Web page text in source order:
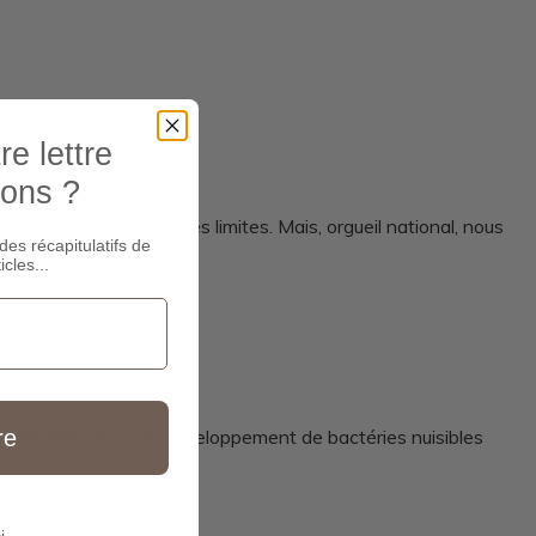
sanitaire montre ses limites. Mais, orgueil national, nous
mais aussi au développement de bactéries nuisibles
lettre
?
récapitulatifs de